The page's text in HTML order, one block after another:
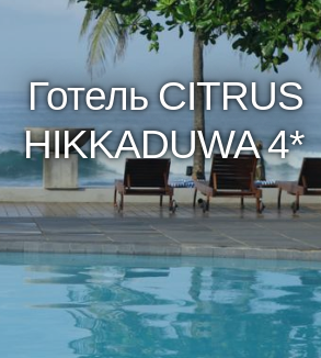
Готель CITRUS
HIKKADUWA 4*